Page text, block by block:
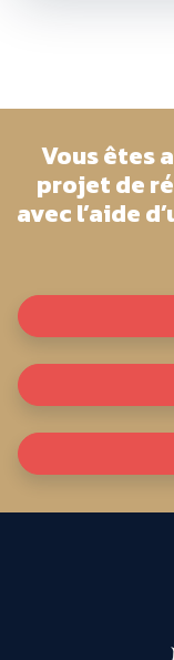
Vous êtes
projet de
avec l’aide